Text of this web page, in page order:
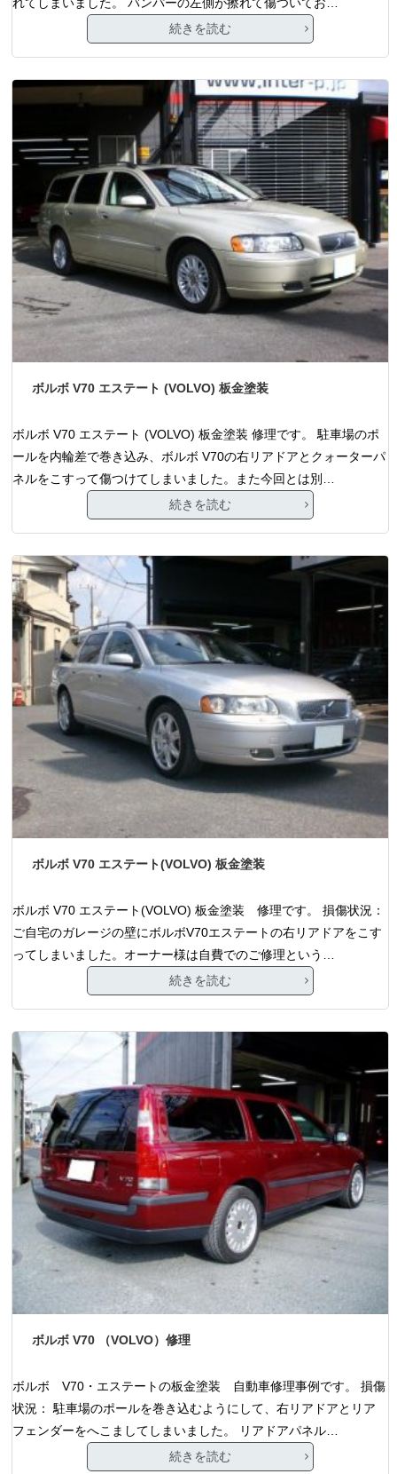
続きを読む
ボルボ V70 エステート (VOLVO) 板金塗装
ボルボ V70 エステート (VOLVO) 板金塗装 修理です。 駐車場のポ
ールを内輪差で巻き込み、ボルボ V70の右リアドアとクォーターパ
ネルをこすって傷つけてしまいました。また今回とは別…
続きを読む
ボルボ V70 エステート(VOLVO) 板金塗装
ボルボ V70 エステート(VOLVO) 板金塗装 修理です。 損傷状況：
ご自宅のガレージの壁にボルボV70エステートの右リアドアをこす
ってしまいました。オーナー様は自費でのご修理という…
続きを読む
ボルボ V70 （VOLVO）修理
ボルボ V70・エステートの板金塗装 自動車修理事例です。 損傷
状況： 駐車場のポールを巻き込むようにして、右リアドアとリア
フェンダーをへこましてしまいました。 リアドアパネル…
続きを読む